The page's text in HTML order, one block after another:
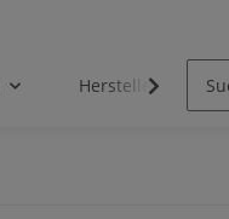
Hersteller